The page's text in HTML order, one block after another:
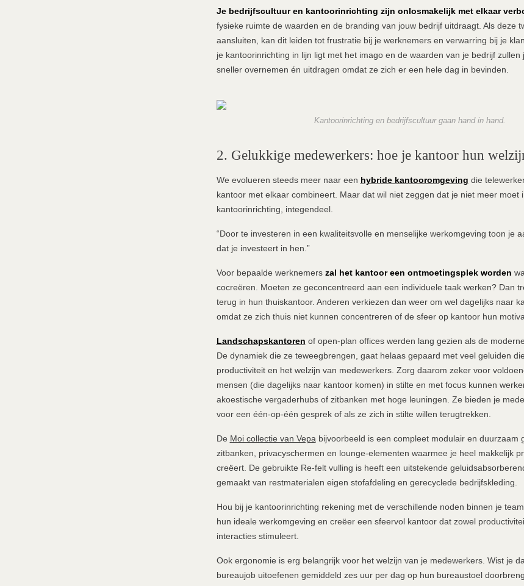
Je bedrijfscultuur en kantoorinrichting zijn onlosmakelijk met elkaar
fysieke ruimte de waarden en de branding van jouw bedrijf uitdraagt. Als deze
aansluiten, kan dit leiden tot frustratie bij je werknemers en verwarring bij je
je kantoorinrichting in lijn ligt met het imago en de waarden van je bedrijf zullen
sneller overnemen én uitdragen omdat ze zich er een hele dag in bevinden.
Kantoorinrichting en bedrijfscultuur gaan hand in hand.
2. Gelukkige medewerkers: hoe je kantoor hun
We evolueren steeds meer naar een hybride kantooromgeving die
kantoor met elkaar combineert. Maar dat wil niet zeggen dat je niet meer moet
kantoorinrichting, integendeel.
“Door te investeren in een kwaliteitsvolle en menselijke werkomgeving toon je
dat je investeert in hen.”
Voor bepaalde werknemers zal het kantoor een ontmoetingsplek worden
cocreëren. Moeten ze geconcentreerd aan een individuele taak werken? Dan
terug in hun thuiskantoor. Anderen verkiezen dan weer om wel dagelijks naar
omdat ze zich thuis niet kunnen concentreren of de sfeer op kantoor hun
Landschapskantoren of open-plan offices werden lang gezien als de
De dynamiek die ze teweegbrengen, gaat helaas gepaard met veel geluiden
productiviteit en het welzijn van medewerkers. Zorg daarom zeker voor
mensen (die dagelijks naar kantoor komen) in stilte en met focus kunnen
akoestische vergaderhubs of zitbanken met hoge leuningen. Ze bieden je
voor een één-op-één gesprek of als ze zich in stilte willen terugtrekken.
De Moi collectie van Vepabijvoorbeeld is een compleet modulair en duurzaam
zitbanken, privacyschermen en lounge-elementen waarmee je heel makkelijk
creëert. De gebruikte Re-felt vulling is heeft een uitstekende
gemaakt van restmaterialen eigen stofafdeling en gerecyclede bedrijfskleding.
Hou bij je kantoorinrichting rekening met de verschillende noden binnen je
hun ideale werkomgeving en creëer een sfeervol kantoor dat zowel
interacties stimuleert.
Ook ergonomie is erg belangrijk voor het welzijn van je medewerkers. Wist je
bureaujob uitoefenen gemiddeld zes uur per dag op hun bureaustoel